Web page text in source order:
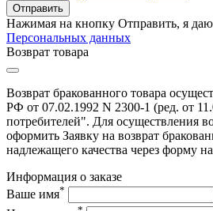
Отправить
Нажимая на кнопку Отправить, я даю
Персональных данных
Возврат товара
Возврат бракованного товара
РФ от 07.02.1992 N 2300-1 (ред. от
потребителей". Для осуществления
оформить Заявку на возврат
надлежащего качества через форму
Информация о заказе
Ваше имя*